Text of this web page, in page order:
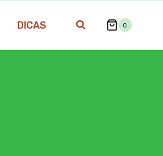
DICAS 0